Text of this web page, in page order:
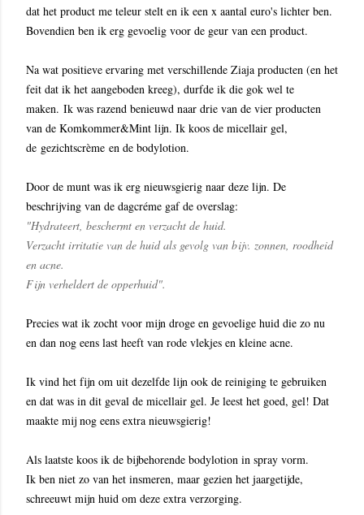
dat het product me teleur stelt en ik een x aantal euro's lichter ben.
Bovendien ben ik erg gevoelig voor de geur van een product.
Na wat positieve ervaring met verschillende Ziaja producten (en het
feit dat ik het aangeboden kreeg), durfde ik die gok wel te
maken. Ik was razend benieuwd naar drie van de vier producten
van de Komkommer&Mint lijn. Ik koos de micellair gel,
de gezichtscrème en de bodylotion.
Door de munt was ik erg nieuwsgierig naar deze lijn. De
beschrijving van de dagcréme gaf de overslag:
"Hydrateert, beschermt en verzacht de huid.
Verzacht irritatie van de huid als gevolg van bijv. zonnen, roodheid
en acne.
Fijn verheldert de opperhuid".
Precies wat ik zocht voor mijn droge en gevoelige huid die zo nu
en dan nog eens last heeft van rode vlekjes en kleine acne.
Ik vind het fijn om uit dezelfde lijn ook de reiniging te gebruiken
en dat was in dit geval de micellair gel. Je leest het goed, gel! Dat
maakte mij nog eens extra nieuwsgierig!
Als laatste koos ik de bijbehorende bodylotion in spray vorm.
Ik ben niet zo van het insmeren, maar gezien het jaargetijde,
schreeuwt mijn huid om deze extra verzorging.